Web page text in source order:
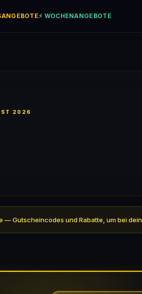
⚡ WOCHENANGEBOTE
2026
Gutscheincodes und Rabatte, um bei